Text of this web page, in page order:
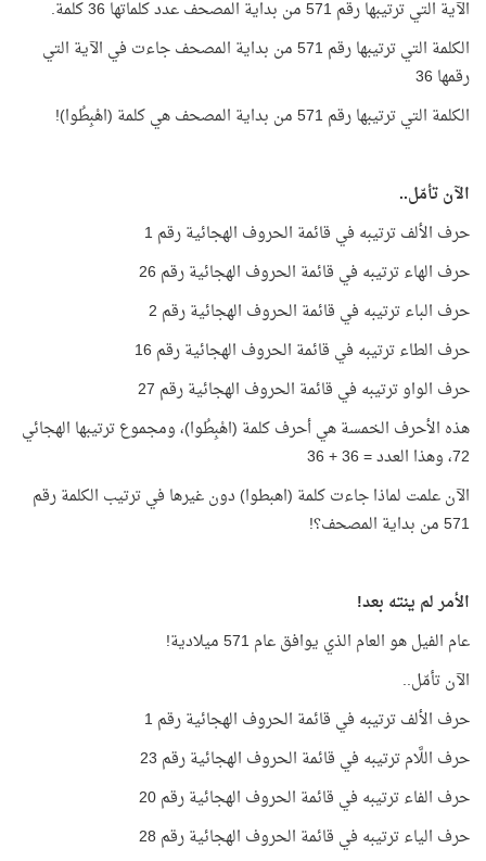
الآية التي ترتيبها رقم 571 من بداية المصحف عدد كلماتها 36 كلمة.
الكلمة التي ترتيبها رقم 571 من بداية المصحف جاءت في الآية التي
رقمها 36
الكلمة التي ترتيبها رقم 571 من بداية المصحف هي كلمة (اهْبِطُوا)!
الآن تأمّل..
حرف الألف ترتيبه في قائمة الحروف الهجائية رقم 1
حرف الهاء ترتيبه في قائمة الحروف الهجائية رقم 26
حرف الباء ترتيبه في قائمة الحروف الهجائية رقم 2
حرف الطاء ترتيبه في قائمة الحروف الهجائية رقم 16
حرف الواو ترتيبه في قائمة الحروف الهجائية رقم 27
هذه الأحرف الخمسة هي أحرف كلمة (اهْبِطُوا)، ومجموع ترتيبها الهجائي
72، وهذا العدد = 36 + 36
الآن علمت لماذا جاءت كلمة (اهبطوا) دون غيرها في ترتيب الكلمة رقم
571 من بداية المصحف؟!
الأمر لم ينته بعد!
عام الفيل هو العام الذي يوافق عام 571 ميلادية!
الآن تأمّل..
حرف الألف ترتيبه في قائمة الحروف الهجائية رقم 1
حرف اللَّام ترتيبه في قائمة الحروف الهجائية رقم 23
حرف الفاء ترتيبه في قائمة الحروف الهجائية رقم 20
حرف الياء ترتيبه في قائمة الحروف الهجائية رقم 28